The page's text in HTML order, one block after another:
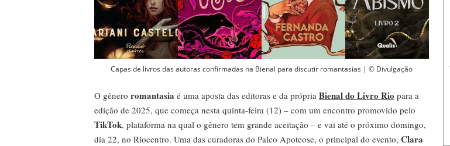
Capas de livros das autoras confirmadas na Bienal para discutir romantasias | © Divulgação
O gênero romantasia é uma aposta das editoras e da própria Bienal do Livro Rio para a
edição de 2025, que começa nesta quinta-feira (12) – com um encontro promovido pelo
TikTok, plataforma na qual o gênero tem grande aceitação – e vai até o próximo domingo,
dia 22, no Riocentro. Uma das curadoras do Palco Apoteose, o principal do evento, Clara